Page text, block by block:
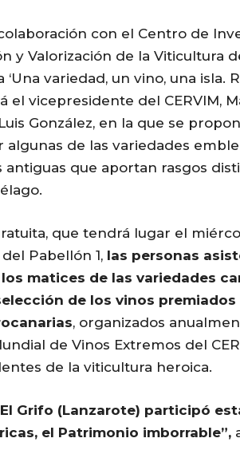
con el Centro de
y Valorización de la Viticultura
variedad, un vino, una isla.
el vicepresidente del CERVIM,
González, en la que se
de las variedades
antiguas que aportan rasgos
que tendrá lugar el
Pabellón 1, las personas
matices de las variedades
de los vinos
, organizados
de Vinos Extremos del
de la viticultura heroica.
Grifo (Lanzarote) participó
el Patrimonio imborrable”,